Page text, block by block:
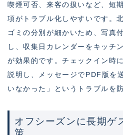
喫煙可否、来客の扱いなど、短
項がトラブル化しやすいです。
ゴミの分別が細かいため、写真
し、収集日カレンダーをキッチ
が効果的です。チェックイン時
説明し、メッセージでPDF版を
いなかった」というトラブルを
オフシーズンに長期ゲ